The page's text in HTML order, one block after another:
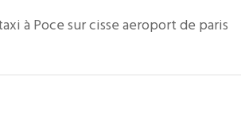
à Poce sur cisse aeroport de paris